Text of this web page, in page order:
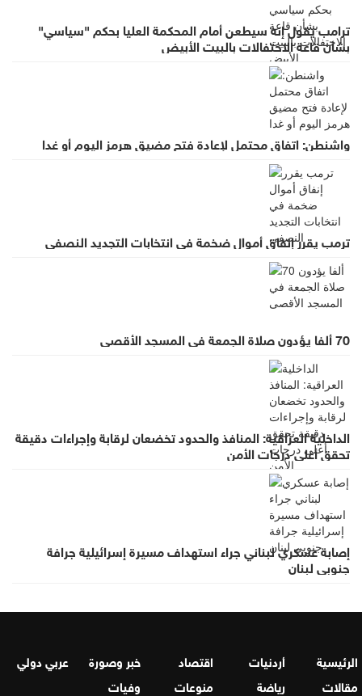
ترامب يقول إنه سيطعن أمام المحكمة العليا بحكم "سياسي"
بشأن قاعة الاحتفالات بالبيت الأبيض
واشنطن: اتفاق محتمل لإعادة فتح مضيق هرمز اليوم أو غدا
ترمب يقرر إنفاق أموال ضخمة في انتخابات التجديد النصفي
70 ألفا يؤدون صلاة الجمعة في المسجد الأقصى
الداخلية العراقية: المنافذ والحدود تخضعان لرقابة وإجراءات دقيقة
تحقق أعلى درجات الأمن
إصابة عسكري لبناني جراء استهداف مسيرة إسرائيلية جرافة
جنوبي لبنان
الرئيسية أردنيات اقتصاد خبر وصورة
عربي دولي
مقالات
رياضة منوعات وفيات